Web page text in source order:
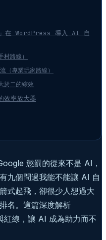
」在 WordPress 導入 AI 自
路線）
（專業玩家路線）
於二的綜效
效率放大器
懲罰的從來不是 AI，
九個問過我能不能讓 AI 自
式起飛，卻很少人想過大
名。這篇深度解析
線，讓 AI 成為助力而不